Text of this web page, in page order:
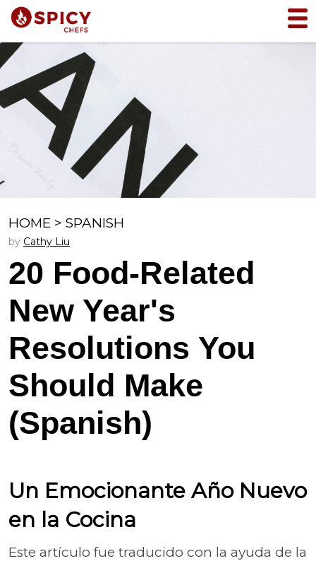
HOME > SPANISH
by Cathy Liu
20 Food-Related
New Year's
Resolutions You
Should Make
(Spanish)
Un Emocionante Año Nuevo
en la Cocina
Este artículo fue traducido con la ayuda de la